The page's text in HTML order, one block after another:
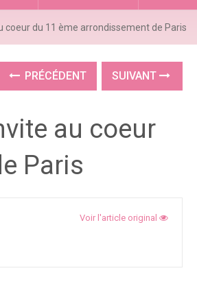
coeur du 11 ème arrondissement de Paris
PRÉCÉDENT SUIVANT
au coeur
Paris
Voir l'article original